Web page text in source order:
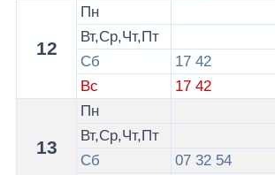
12
Пн
Вт,Ср,Чт,Пт
Сб
17 42
Вс
17 42
13
Пн
Вт,Ср,Чт,Пт
Сб
07 32 54